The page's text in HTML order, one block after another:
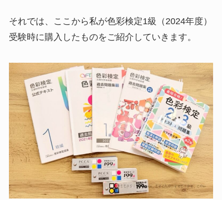
それでは、ここから私が色彩検定1級（2024年度）
受験時に購入したものをご紹介していきます。